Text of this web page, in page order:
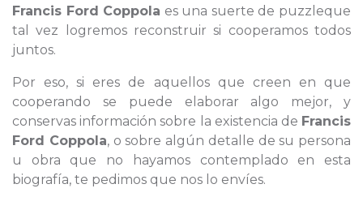
Francis Ford Coppola es una suerte de puzzleque
tal vez logremos reconstruir si cooperamos todos
juntos.
Por eso, si eres de aquellos que creen en que
cooperando se puede elaborar algo mejor, y
conservas información sobre la existencia de Francis
Ford Coppola, o sobre algún detalle de su persona
u obra que no hayamos contemplado en esta
biografía, te pedimos que nos lo envíes.